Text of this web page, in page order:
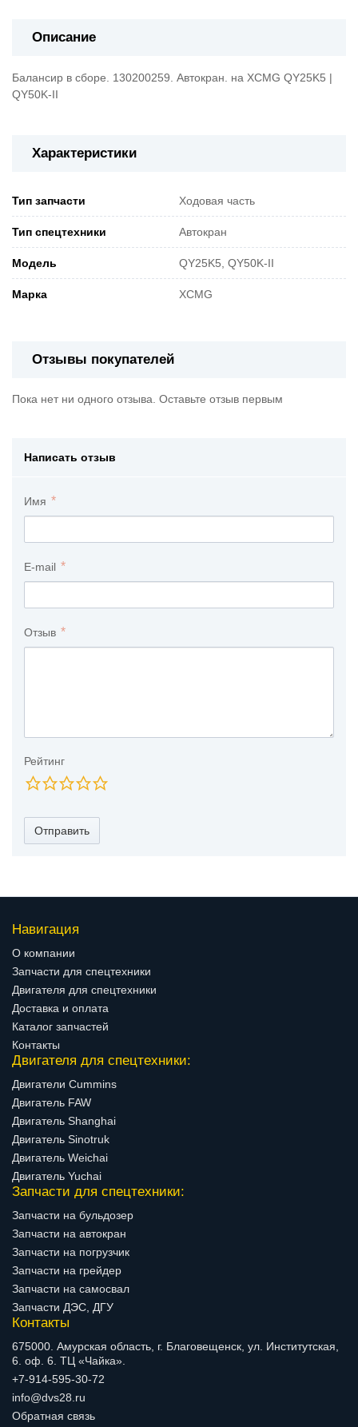
Описание
Балансир в сборе. 130200259. Автокран. на XCMG QY25K5 |
QY50K-II
Характеристики
Тип запчасти Ходовая часть
Тип спецтехники Автокран
Модель QY25K5, QY50K-II
Марка XCMG
Отзывы покупателей
Пока нет ни одного отзыва. Оставьте отзыв первым
Написать отзыв
Имя
E-mail
Отзыв
Рейтинг
Отправить
Навигация
О компании
Запчасти для спецтехники
Двигателя для спецтехники
Доставка и оплата
Каталог запчастей
Контакты
Двигателя для спецтехники:
Двигатели Cummins
Двигатель FAW
Двигатель Shanghai
Двигатель Sinotruk
Двигатель Weichai
Двигатель Yuchai
Запчасти для спецтехники:
Запчасти на бульдозер
Запчасти на автокран
Запчасти на погрузчик
Запчасти на грейдер
Запчасти на самосвал
Запчасти ДЭС, ДГУ
Контакты
675000. Амурская область, г. Благовещенск, ул. Институтская,
6. оф. 6. ТЦ «Чайка».
+7-914-595-30-72
info@dvs28.ru
Обратная связь